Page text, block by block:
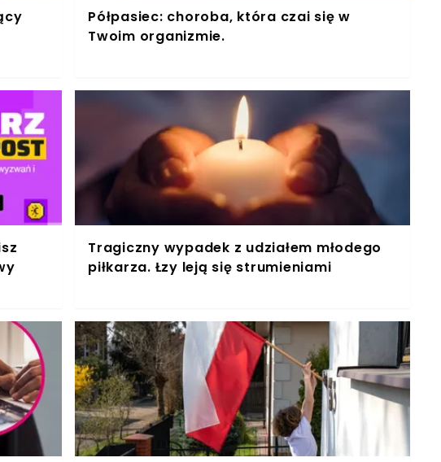
Półpasiec: choroba, która czai się w
Twoim organizmie.
Tragiczny wypadek z udziałem młodego
piłkarza. Łzy leją się strumieniami